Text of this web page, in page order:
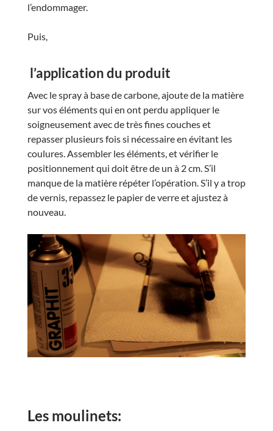
l’endommager.
Puis,
l’application du produit
Avec le spray à base de carbone, ajoute de la matière
sur vos éléments qui en ont perdu appliquer le
soigneusement avec de très fines couches et
repasser plusieurs fois si nécessaire en évitant les
coulures. Assembler les éléments, et vérifier le
positionnement qui doit être de un à 2 cm. S’il
manque de la matière répéter l’opération. S’il y a trop
de vernis, repassez le papier de verre et ajustez à
nouveau.
Les moulinets: